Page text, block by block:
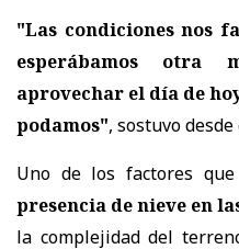
"Las condiciones nos
esperábamos otra
aprovechar el día de
podamos", sostuvo
Uno de los factores
presencia de nieve en
la complejidad del